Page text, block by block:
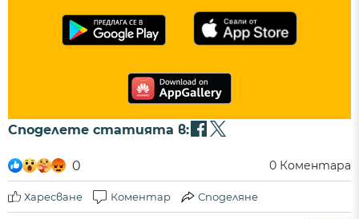
Споделете статията в:
0 0 Коментара
Харесване Коментар Споделяне